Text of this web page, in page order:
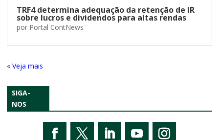
TRF4 determina adequação da retenção de IR
sobre lucros e dividendos para altas rendas
por Portal ContNews
« Entradas Antigas
SIGA-
NOS